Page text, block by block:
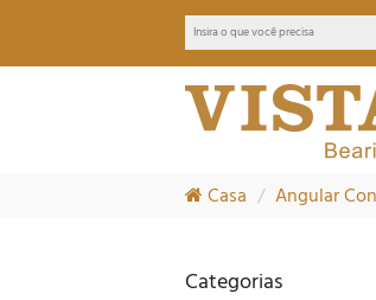
Casa Angular
Categorias